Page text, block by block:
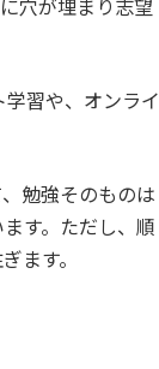
穴が埋まり志望
習や、オンライ
勉強そのものは
す。ただし、順
ます。